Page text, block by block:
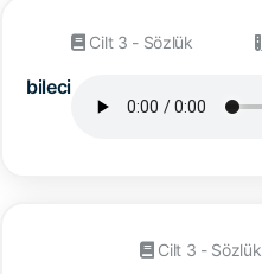
bileci
Cilt 3 - Sözlük
Cilt 3 - Sözlük